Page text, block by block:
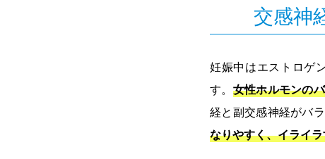
交感神
妊娠中はエストロゲ
す。 女性ホルモンの
経と副交感神経がバ
なりやすく、イライ